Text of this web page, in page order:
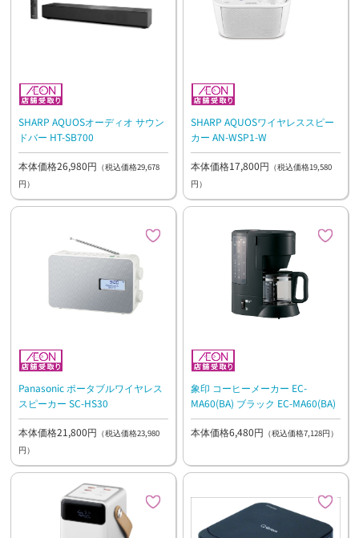
SHARP AQUOSオーディオ サウン
ドバー HT-SB700
本体価格26,980円 （税込価格29,678
円）
SHARP AQUOSワイヤレススピー
カー AN-WSP1-W
本体価格17,800円 （税込価格19,580
円）
Panasonic ポータブルワイヤレス
スピーカー SC-HS30
本体価格21,800円 （税込価格23,980
円）
象印 コーヒーメーカー EC-
MA60(BA) ブラック EC-MA60(BA)
本体価格6,480円 （税込価格7,128円）